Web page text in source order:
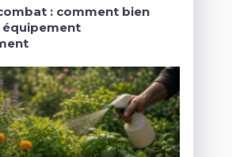
: comment bien
équipement